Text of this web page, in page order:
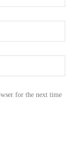
for the next time